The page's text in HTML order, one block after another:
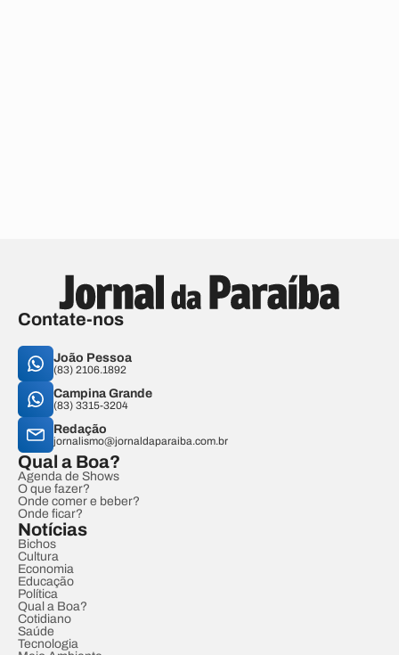
Contate-nos
João Pessoa
(83) 2106.1892
Campina Grande
(83) 3315-3204
Redação
jornalismo@jornaldaparaiba.com.br
Qual a Boa?
Agenda de Shows
O que fazer?
Onde comer e beber?
Onde ficar?
Notícias
Bichos
Cultura
Economia
Educação
Política
Qual a Boa?
Cotidiano
Saúde
Tecnologia